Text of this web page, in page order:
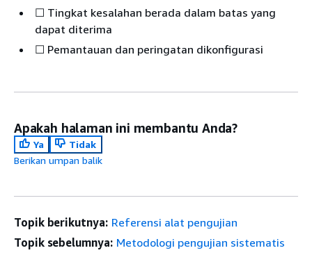
☐ Tingkat kesalahan berada dalam batas yang
dapat diterima
☐ Pemantauan dan peringatan dikonfigurasi
Apakah halaman ini membantu Anda?
Ya
Tidak
Berikan umpan balik
Topik berikutnya: Referensi alat pengujian
Topik sebelumnya: Metodologi pengujian sistematis